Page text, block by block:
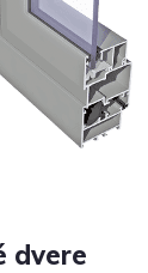
dvere